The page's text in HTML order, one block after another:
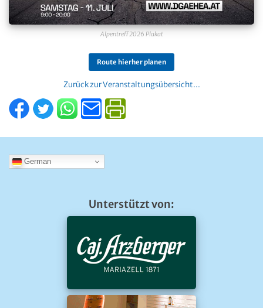
Alpentreff 2026 Plakat
Route hierher planen
Zurück zur Veranstaltungsübersicht...
German
Unterstützt von: